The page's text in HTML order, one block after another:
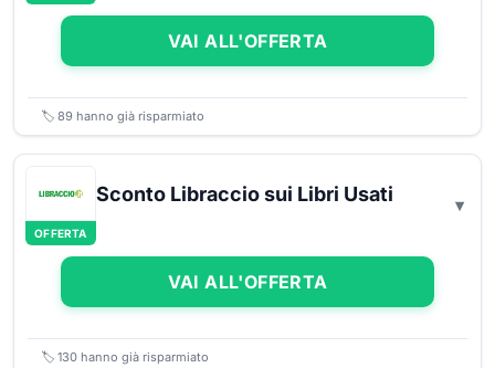
VAI ALL'OFFERTA
🏷️ 89 hanno già risparmiato
OFFERTA
Sconto Libraccio sui Libri Usati
VAI ALL'OFFERTA
🏷️ 130 hanno già risparmiato